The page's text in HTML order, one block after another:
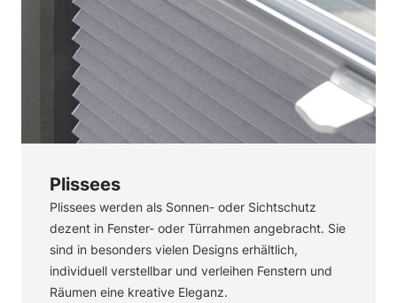
Plissees
Plissees werden als Sonnen- oder Sichtschutz
dezent in Fenster- oder Türrahmen angebracht. Sie
sind in besonders vielen Designs erhältlich,
individuell verstellbar und verleihen Fenstern und
Räumen eine kreative Eleganz.